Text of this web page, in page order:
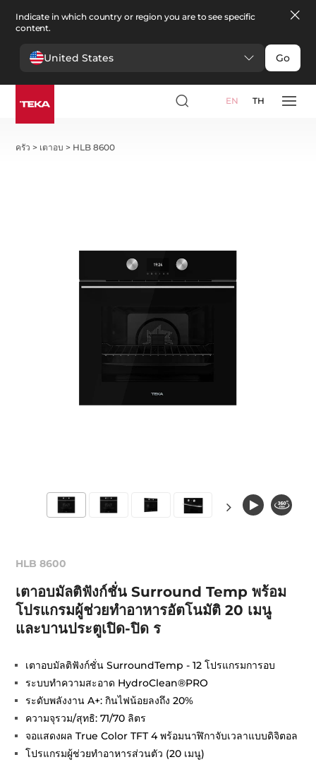
Indicate in which country or region you are to see specific
content.
United States Go
EN TH
ครัว > เตาอบ > HLB 8600
HLB 8600
เตาอบมัลติฟังก์ชั่น Surround Temp พร้อม
โปรแกรมผู้ช่วยทำอาหารอัตโนมัติ 20 เมนู
และบานประตูเปิด-ปิด ร
เตาอบมัลติฟังก์ชั่น SurroundTemp - 12 โปรแกรมการอบ
ระบบทำความสะอาด HydroClean®PRO
ระดับพลังงาน A+: กินไฟน้อยลงถึง 20%
ความจุรวม/สุทธิ: 71/70 ลิตร
จอแสดงผล True Color TFT 4 พร้อมนาฬิกาจับเวลาแบบดิจิตอล
โปรแกรมผู้ช่วยทำอาหารส่วนตัว (20 เมนู)